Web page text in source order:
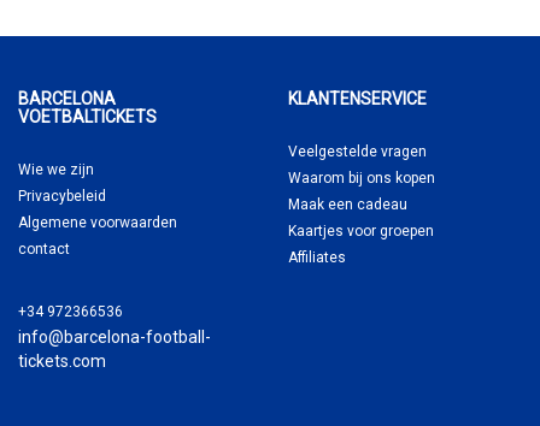
BARCELONA
VOETBALTICKETS
Wie we zijn
Privacybeleid
Algemene voorwaarden
contact
+34 972366536
info@barcelona-football-
tickets.com
KLANTENSERVICE
Veelgestelde vragen
Waarom bij ons kopen
Maak een cadeau
Kaartjes voor groepen
Affiliates